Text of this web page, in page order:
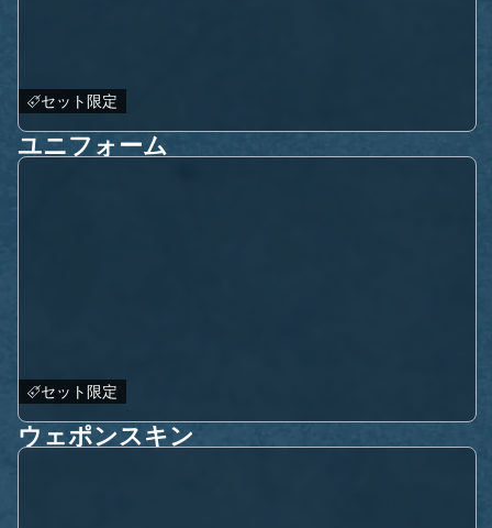
セット限定
ユニフォーム
セット限定
ウェポンスキン